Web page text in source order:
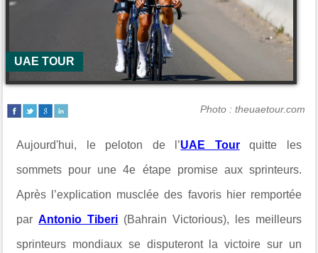
UAE TOUR
Photo : theuaetour.com
Aujourd'hui, le peloton de l’UAE Tour quitte les
sommets pour une 4e étape promise aux sprinteurs.
Après l’explication musclée des favoris hier remportée
parAntonio Tiberi (Bahrain Victorious), les meilleurs
sprinteurs mondiaux se disputeront la victoire sur un